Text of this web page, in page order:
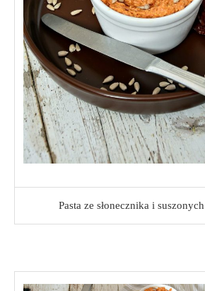
Pasta ze słonecznika i